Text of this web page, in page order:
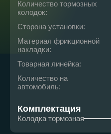
Количество тормозных
колодок:
Сторона установки:
Материал фрикционной
накладки:
Товарная линейка:
Количество на
автомобиль:
Комплектация
Колодка тормозная